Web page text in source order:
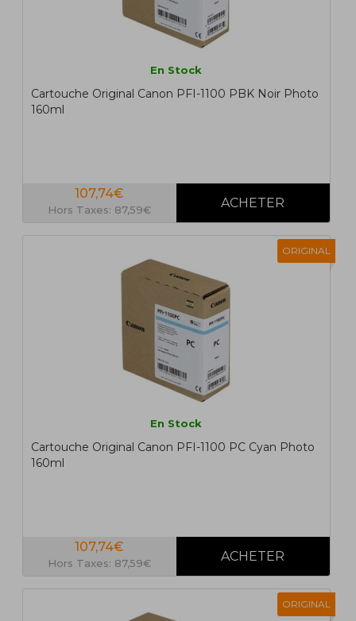
En Stock
Cartouche Original Canon PFI-1100 PBK Noir Photo
160ml
107,74€
Hors Taxes: 87,59€
ORIGINAL
En Stock
Cartouche Original Canon PFI-1100 PC Cyan Photo
160ml
107,74€
Hors Taxes: 87,59€
ORIGINAL